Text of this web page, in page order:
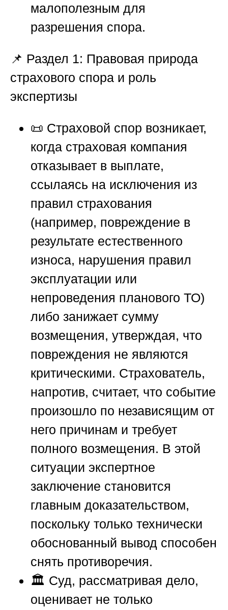
малополезным для
разрешения спора.
📌 Раздел 1: Правовая природа
страхового спора и роль
экспертизы
📜 Страховой спор возникает,
когда страховая компания
отказывает в выплате,
ссылаясь на исключения из
правил страхования
(например, повреждение в
результате естественного
износа, нарушения правил
эксплуатации или
непроведения планового ТО)
либо занижает сумму
возмещения, утверждая, что
повреждения не являются
критическими. Страхователь,
напротив, считает, что событие
произошло по независящим от
него причинам и требует
полного возмещения. В этой
ситуации экспертное
заключение становится
главным доказательством,
поскольку только технически
обоснованный вывод способен
снять противоречия.
🏛️ Суд, рассматривая дело,
оценивает не только